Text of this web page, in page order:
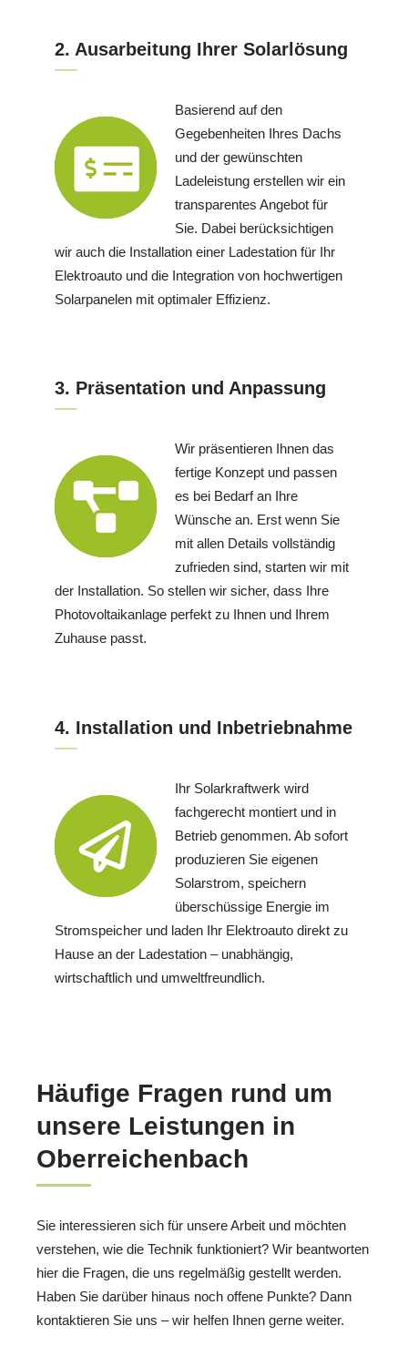
2. Ausarbeitung Ihrer Solarlösung
Basierend auf den
Gegebenheiten Ihres Dachs
und der gewünschten
Ladeleistung erstellen wir ein
transparentes Angebot für
Sie. Dabei berücksichtigen
wir auch die Installation einer Ladestation für Ihr
Elektroauto und die Integration von hochwertigen
Solarpanelen mit optimaler Effizienz.
3. Präsentation und Anpassung
Wir präsentieren Ihnen das
fertige Konzept und passen
es bei Bedarf an Ihre
Wünsche an. Erst wenn Sie
mit allen Details vollständig
zufrieden sind, starten wir mit
der Installation. So stellen wir sicher, dass Ihre
Photovoltaikanlage perfekt zu Ihnen und Ihrem
Zuhause passt.
4. Installation und Inbetriebnahme
Ihr Solarkraftwerk wird
fachgerecht montiert und in
Betrieb genommen. Ab sofort
produzieren Sie eigenen
Solarstrom, speichern
überschüssige Energie im
Stromspeicher und laden Ihr Elektroauto direkt zu
Hause an der Ladestation – unabhängig,
wirtschaftlich und umweltfreundlich.
Häufige Fragen rund um
unsere Leistungen in
Oberreichenbach
Sie interessieren sich für unsere Arbeit und möchten
verstehen, wie die Technik funktioniert? Wir beantworten
hier die Fragen, die uns regelmäßig gestellt werden.
Haben Sie darüber hinaus noch offene Punkte? Dann
kontaktieren Sie uns – wir helfen Ihnen gerne weiter.